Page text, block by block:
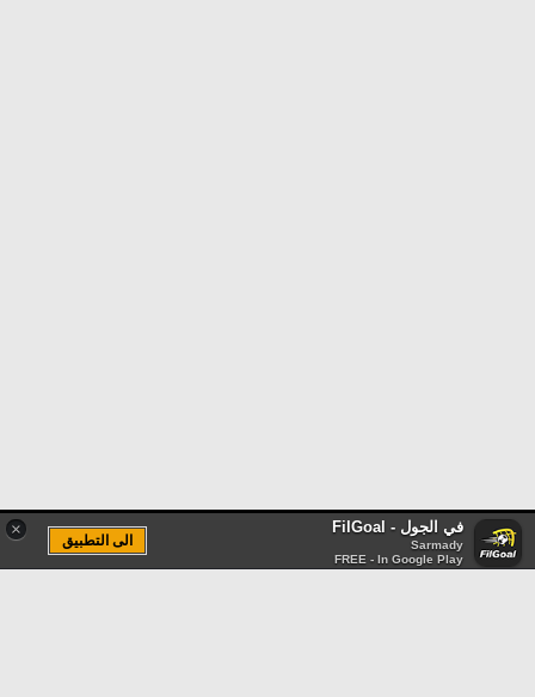
× في الجول - FilGoal
Sarmady
FREE - In Google Play
الى التطبيق